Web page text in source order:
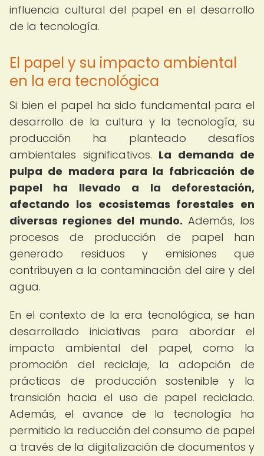
influencia cultural del papel en el desarrollo
de la tecnología.
El papel y su impacto ambiental
en la era tecnológica
Si bien el papel ha sido fundamental para el
desarrollo de la cultura y la tecnología, su
producción ha planteado desafíos
ambientales significativos. La demanda de
pulpa de madera para la fabricación de
papel ha llevado a la deforestación,
afectando los ecosistemas forestales en
diversas regiones del mundo. Además, los
procesos de producción de papel han
generado residuos y emisiones que
contribuyen a la contaminación del aire y del
agua.
En el contexto de la era tecnológica, se han
desarrollado iniciativas para abordar el
impacto ambiental del papel, como la
promoción del reciclaje, la adopción de
prácticas de producción sostenible y la
transición hacia el uso de papel reciclado.
Además, el avance de la tecnología ha
permitido la reducción del consumo de papel
a través de la digitalización de documentos y